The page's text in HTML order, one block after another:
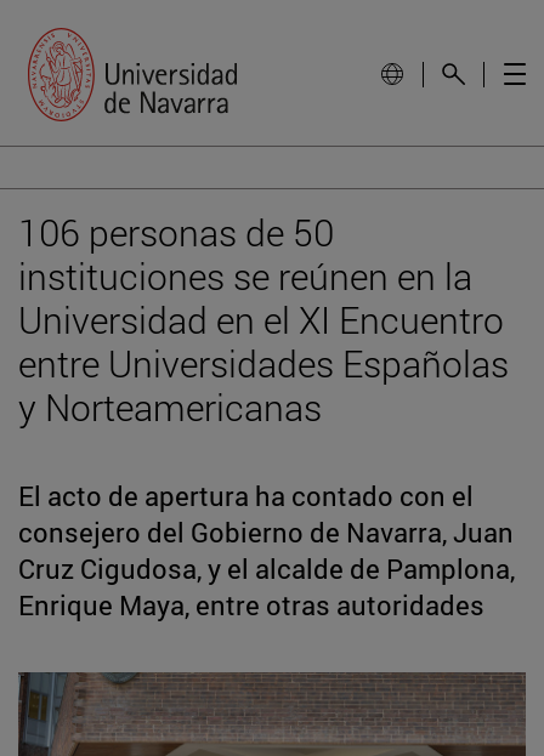
106 personas de 50
instituciones se reúnen en la
Universidad en el XI Encuentro
entre Universidades Españolas
y Norteamericanas
El acto de apertura ha contado con el
consejero del Gobierno de Navarra, Juan
Cruz Cigudosa, y el alcalde de Pamplona,
Enrique Maya, entre otras autoridades